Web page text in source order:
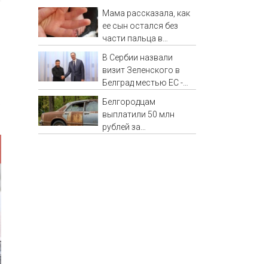
Мама рассказала, как
ее сын остался без
части пальца в
Западной Двине
В Сербии назвали
визит Зеленского в
Белград местью ЕС -
Белгородцам
выплатили 50 млн
рублей за